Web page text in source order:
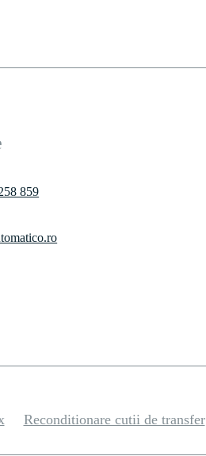
859
Reconditionare cutii de transfer